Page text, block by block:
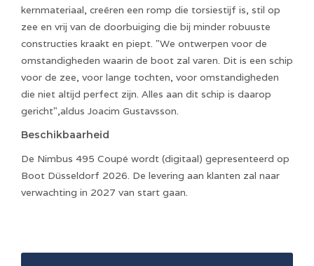
kernmateriaal, creëren een romp die torsiestijf is, stil op
zee en vrij van de doorbuiging die bij minder robuuste
constructies kraakt en piept. "We ontwerpen voor de
omstandigheden waarin de boot zal varen. Dit is een schip
voor de zee, voor lange tochten, voor omstandigheden
die niet altijd perfect zijn. Alles aan dit schip is daarop
gericht",aldus Joacim Gustavsson.
Beschikbaarheid
De Nimbus 495 Coupé wordt (digitaal) gepresenteerd op
Boot Düsseldorf 2026. De levering aan klanten zal naar
verwachting in 2027 van start gaan.